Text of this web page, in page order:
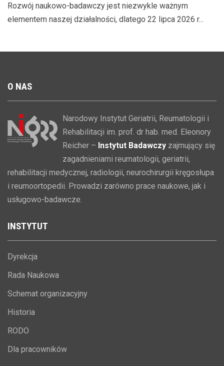
Rozwój naukowo-badawczy jest niezwykle ważnym
elementem naszej działalności, dlatego 22 lipca 2026 r...
O NAS
Narodowy Instytut Geriatrii, Reumatologii i
Rehabilitacji im. prof. dr hab. med. Eleonory
Reicher – Instytut Badawczy zajmujący się
zagadnieniami reumatologii, geriatrii,
rehabilitacji medycznej, radiologii, neurochirurgii kręgosłupa
i reumoortopedii. Prowadzi zarówno prace naukowe, jak i
usługowo-badawcze.
INSTYTUT
Dyrekcja
Rada Naukowa
Schemat organizacyjny
Historia
RODO
Dla pracowników